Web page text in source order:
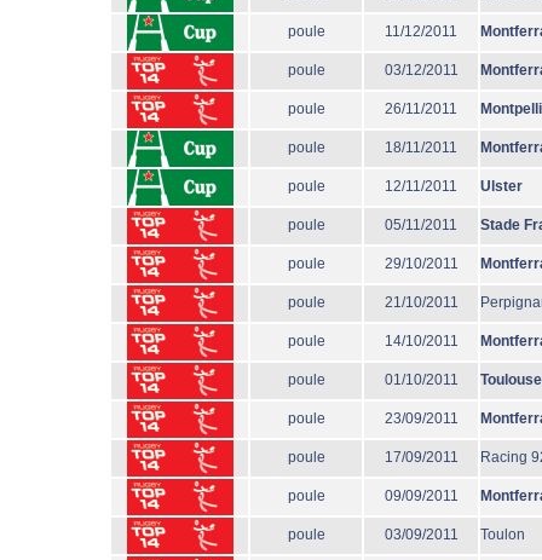
poule 11/12/2011
poule 03/12/2011
poule 26/11/2011
poule 18/11/2011
poule 12/11/2011 Ulster
poule 05/11/2011 Stade
poule 29/10/2011
poule 21/10/2011
poule 14/10/2011
poule 01/10/2011 Toulouse
poule 23/09/2011
poule 17/09/2011 Racing
poule 09/09/2011
poule 03/09/2011 Toulon